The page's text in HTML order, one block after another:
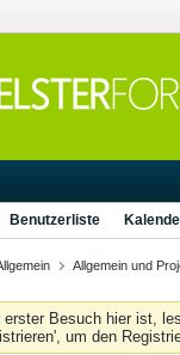
Benutzerliste
Allgemein und
erster Besuch hier ist,
um den